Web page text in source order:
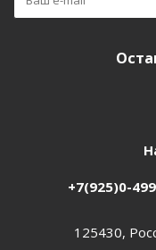
+7(925)0-
125430,